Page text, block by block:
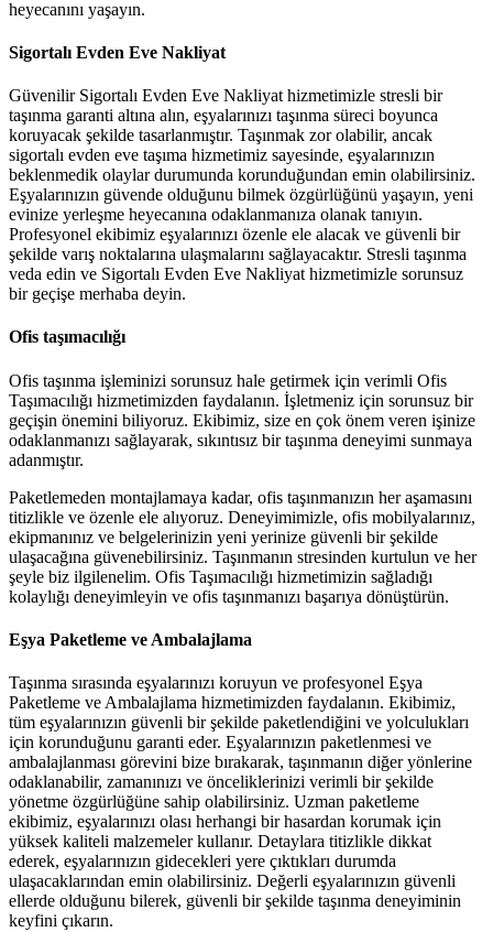
heyecanını yaşayın.
Sigortalı Evden Eve Nakliyat
Güvenilir Sigortalı Evden Eve Nakliyat hizmetimizle stresli bir
taşınma garanti altına alın, eşyalarınızı taşınma süreci boyunca
koruyacak şekilde tasarlanmıştır. Taşınmak zor olabilir, ancak
sigortalı evden eve taşıma hizmetimiz sayesinde, eşyalarınızın
beklenmedik olaylar durumunda korunduğundan emin olabilirsiniz.
Eşyalarınızın güvende olduğunu bilmek özgürlüğünü yaşayın, yeni
evinize yerleşme heyecanına odaklanmanıza olanak tanıyın.
Profesyonel ekibimiz eşyalarınızı özenle ele alacak ve güvenli bir
şekilde varış noktalarına ulaşmalarını sağlayacaktır. Stresli taşınma
veda edin ve Sigortalı Evden Eve Nakliyat hizmetimizle sorunsuz
bir geçişe merhaba deyin.
Ofis taşımacılığı
Ofis taşınma işleminizi sorunsuz hale getirmek için verimli Ofis
Taşımacılığı hizmetimizden faydalanın. İşletmeniz için sorunsuz bir
geçişin önemini biliyoruz. Ekibimiz, size en çok önem veren işinize
odaklanmanızı sağlayarak, sıkıntısız bir taşınma deneyimi sunmaya
adanmıştır.
Paketlemeden montajlamaya kadar, ofis taşınmanızın her aşamasını
titizlikle ve özenle ele alıyoruz. Deneyimimizle, ofis mobilyalarınız,
ekipmanınız ve belgelerinizin yeni yerinize güvenli bir şekilde
ulaşacağına güvenebilirsiniz. Taşınmanın stresinden kurtulun ve her
şeyle biz ilgilenelim. Ofis Taşımacılığı hizmetimizin sağladığı
kolaylığı deneyimleyin ve ofis taşınmanızı başarıya dönüştürün.
Eşya Paketleme ve Ambalajlama
Taşınma sırasında eşyalarınızı koruyun ve profesyonel Eşya
Paketleme ve Ambalajlama hizmetimizden faydalanın. Ekibimiz,
tüm eşyalarınızın güvenli bir şekilde paketlendiğini ve yolculukları
için korunduğunu garanti eder. Eşyalarınızın paketlenmesi ve
ambalajlanması görevini bize bırakarak, taşınmanın diğer yönlerine
odaklanabilir, zamanınızı ve önceliklerinizi verimli bir şekilde
yönetme özgürlüğüne sahip olabilirsiniz. Uzman paketleme
ekibimiz, eşyalarınızı olası herhangi bir hasardan korumak için
yüksek kaliteli malzemeler kullanır. Detaylara titizlikle dikkat
ederek, eşyalarınızın gidecekleri yere çıktıkları durumda
ulaşacaklarından emin olabilirsiniz. Değerli eşyalarınızın güvenli
ellerde olduğunu bilerek, güvenli bir şekilde taşınma deneyiminin
keyfini çıkarın.